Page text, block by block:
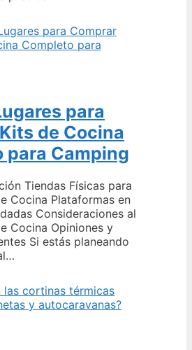
para
de Cocina
para Camping
Tiendas Físicas para
Cocina Plataformas en
Consideraciones al
Cocina Opiniones y
Si estás planeando